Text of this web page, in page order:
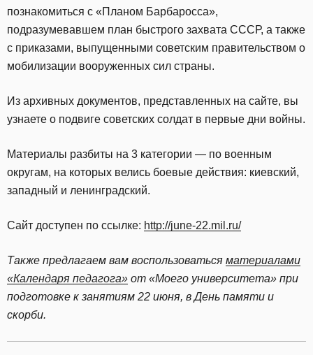
познакомиться с «Планом Барбаросса»,
подразумевавшем план быстрого захвата СССР, а также
с приказами, выпущенными советским правительством о
мобилизации вооруженных сил страны.
Из архивных документов, представленных на сайте, вы
узнаете о подвиге советских солдат в первые дни войны.
Материалы разбиты на 3 категории — по военным
округам, на которых велись боевые действия: киевский,
западный и ленинградский.
Сайт доступен по ссылке: http://june-22.mil.ru/
Также предлагаем вам воспользоваться материалами
«Календаря педагога» от «Моего университета» при
подготовке к занятиям 22 июня, в День памяти и
скорби.